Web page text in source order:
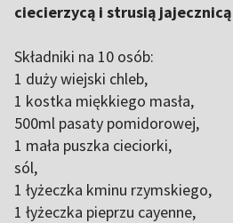
ciecierzycą i strusią jajecznicą
Składniki na 10 osób:
1 duży wiejski chleb,
1 kostka miękkiego masła,
500ml pasaty pomidorowej,
1 mała puszka cieciorki,
sól,
1 łyżeczka kminu rzymskiego,
1 łyżeczka pieprzu cayenne,